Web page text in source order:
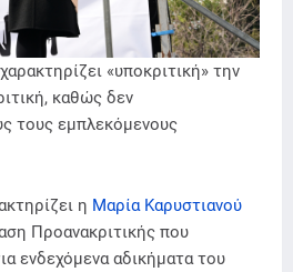
«υποκριτική» την
καθώς δεν
τους εμπλεκόμενους
η Μαρία Καρυστιανού
Προανακριτικής που
ενδεχόμενα αδικήματα του